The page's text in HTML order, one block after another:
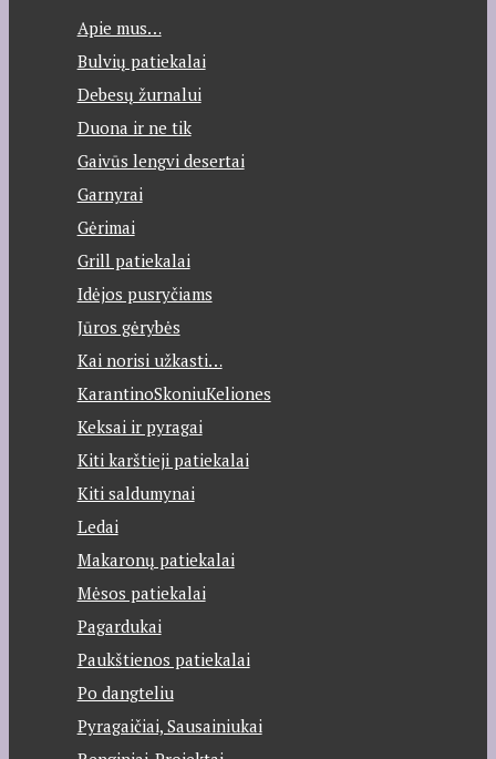
Apie mus…
Bulvių patiekalai
Debesų žurnalui
Duona ir ne tik
Gaivūs lengvi desertai
Garnyrai
Gėrimai
Grill patiekalai
Idėjos pusryčiams
Jūros gėrybės
Kai norisi užkasti…
KarantinoSkoniuKeliones
Keksai ir pyragai
Kiti karštieji patiekalai
Kiti saldumynai
Ledai
Makaronų patiekalai
Mėsos patiekalai
Pagardukai
Paukštienos patiekalai
Po dangteliu
Pyragaičiai, Sausainiukai